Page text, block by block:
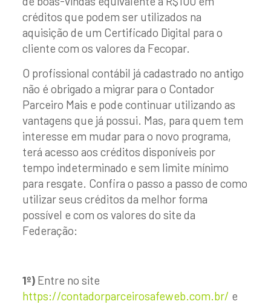
créditos que podem ser utilizados na
aquisição de um Certificado Digital para o
cliente com os valores da Fecopar.
O profissional contábil já cadastrado no antigo
não é obrigado a migrar para o Contador
Parceiro Mais e pode continuar utilizando as
vantagens que já possui. Mas, para quem tem
interesse em mudar para o novo programa,
terá acesso aos créditos disponíveis por
tempo indeterminado e sem limite mínimo
para resgate. Confira o passo a passo de como
utilizar seus créditos da melhor forma
possível e com os valores do site da
Federação:
1º)Entre no site
https://contadorparceirosafeweb.com.br/ e